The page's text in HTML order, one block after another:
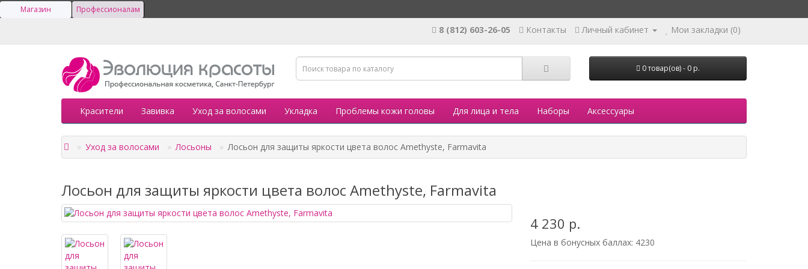
Магазин Профессионалам
8 (812) 603-26-05 Контакты Личный кабинет Мои закладки (0)
0 товар(ов) - 0 р.
Красители Завивка Уход за волосами Укладка Проблемы кожи головы Для лица и тела Наборы Аксессуары
Уход за волосами Лосьоны Лосьон для защиты яркости цвета волос Amethyste, Farmavita
Лосьон для защиты яркости цвета волос Amethyste, Farmavita
4 230 р.
Цена в бонусных баллах: 4230